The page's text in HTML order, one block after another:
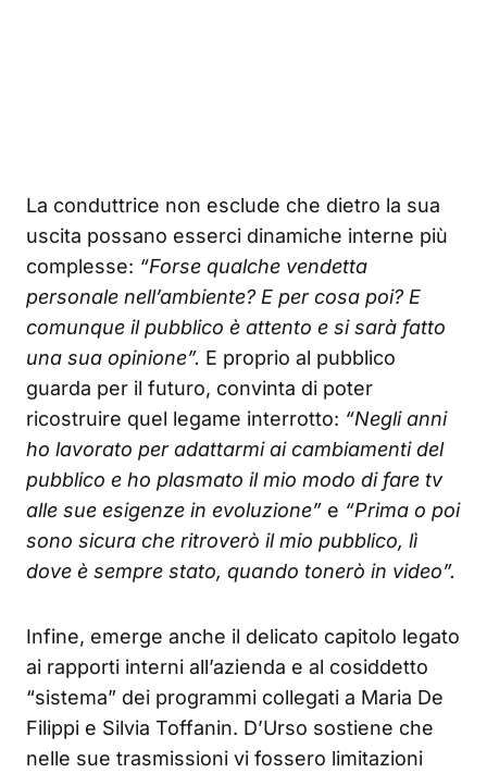
La conduttrice non esclude che dietro la sua
uscita possano esserci dinamiche interne più
complesse: “Forse qualche vendetta
personale nell’ambiente? E per cosa poi? E
comunque il pubblico è attento e si sarà fatto
una sua opinione”. E proprio al pubblico
guarda per il futuro, convinta di poter
ricostruire quel legame interrotto: “Negli anni
ho lavorato per adattarmi ai cambiamenti del
pubblico e ho plasmato il mio modo di fare tv
alle sue esigenze in evoluzione” e “Prima o poi
sono sicura che ritroverò il mio pubblico, lì
dove è sempre stato, quando tonerò in video”.
Infine, emerge anche il delicato capitolo legato
ai rapporti interni all’azienda e al cosiddetto
“sistema” dei programmi collegati a Maria De
Filippi e Silvia Toffanin. D’Urso sostiene che
nelle sue trasmissioni vi fossero limitazioni